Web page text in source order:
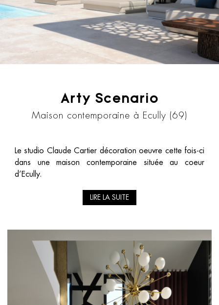
Arty Scenario
Maison contemporaine à Ecully (69)
Le studio Claude Cartier décoration oeuvre cette fois-ci
dans une maison contemporaine située au coeur
d’Ecully.
LIRE LA SUITE